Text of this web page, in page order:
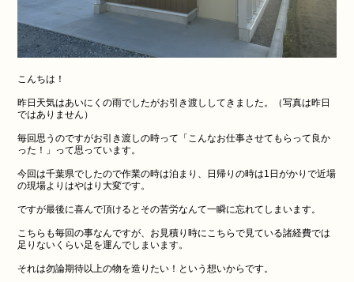
こんちは！
昨日天気はあいにくの雨でしたがお引き渡ししてきました。（写真は昨日
ではありません）
毎回思うのですがお引き渡しの時って「こんなお仕事させてもらって良か
った！」って思っています。
今回は千葉県でしたので作業の時は泊まり、日帰りの時は1日がかりで近場
の現場よりはやはり大変です。
ですが最後に喜んで頂けるとその苦労なんて一瞬に忘れてしまいます。
こちらも毎回の事なんですが、お見積り時にこちらで見ている諸経費では
足りないくらい足を運んでしまいます。
それは勿論期待以上の物を造りたい！という想いからです。